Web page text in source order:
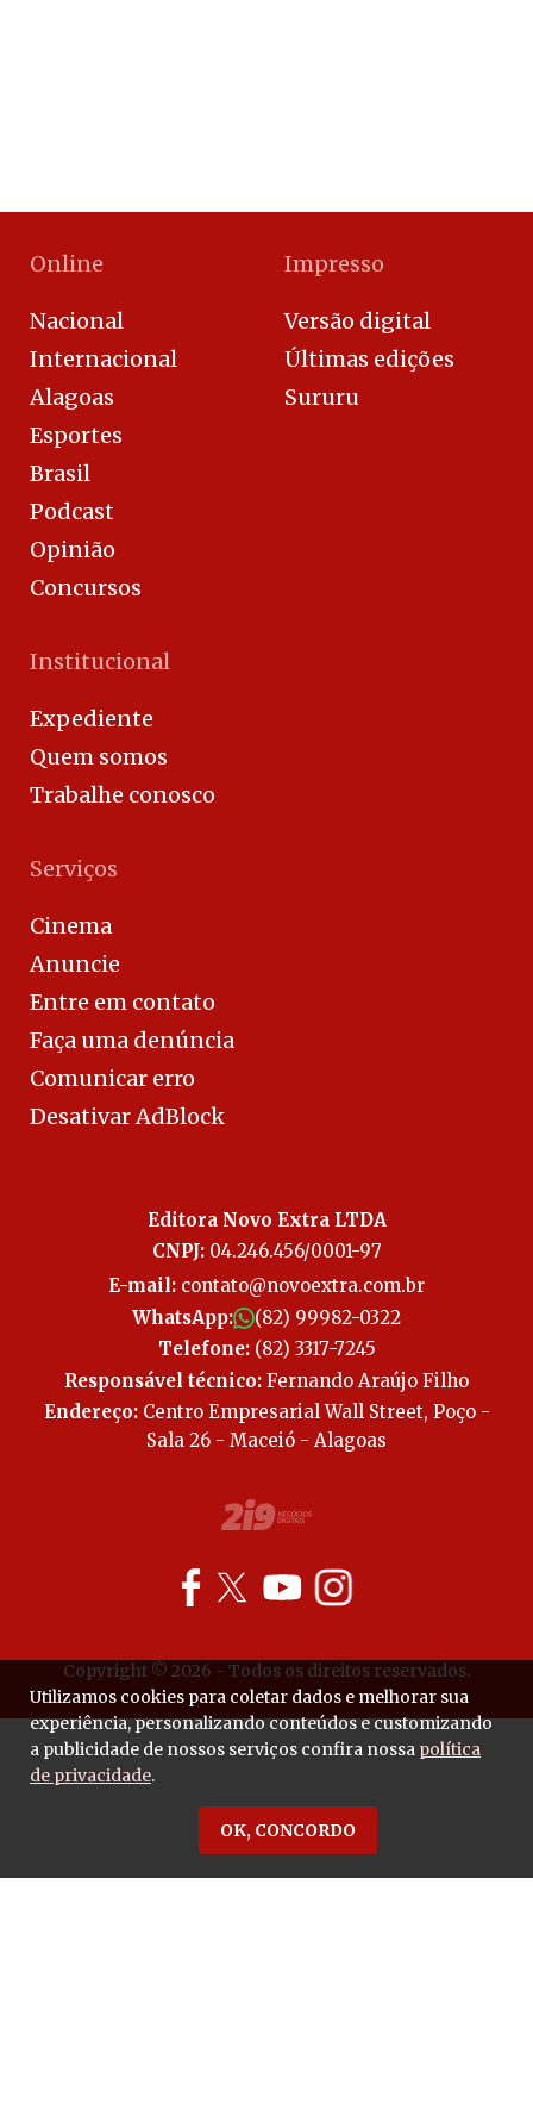
Online
Nacional
Internacional
Alagoas
Esportes
Brasil
Podcast
Opinião
Concursos
Impresso
Versão digital
Últimas edições
Sururu
Institucional
Expediente
Quem somos
Trabalhe conosco
Serviços
Cinema
Anuncie
Entre em contato
Faça uma denúncia
Comunicar erro
Desativar AdBlock
Editora Novo Extra LTDA
CNPJ:04.246.456/0001-97
E-mail: contato@novoextra.com.br
WhatsApp:
(82) 99982-0322
Telefone:(82) 3317-7245
Responsável técnico: Fernando Araújo Filho
Endereço:Centro Empresarial Wall Street, Poço -
Sala 26 - Maceió - Alagoas
Copyright © 2026 - Todos os direitos reservados.
Utilizamos cookies para coletar dados e melhorar sua
experiência, personalizando conteúdos e customizando
a publicidade de nossos serviços confira nossa política
de privacidade.
OK, CONCORDO